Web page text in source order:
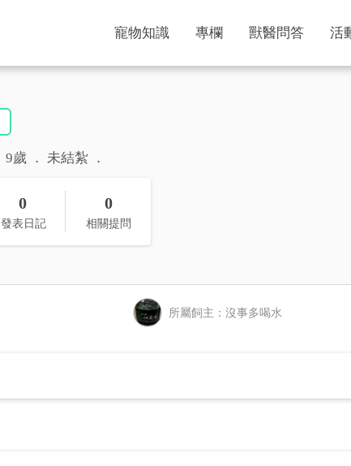
寵物知識 專欄 獸醫問答 活
9歲 未結紮
0
發表日記
0
相關提問
所屬飼主：沒事多喝水